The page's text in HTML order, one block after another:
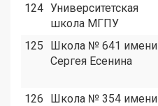
124 Университетская
школа МГПУ
125
Школа № 641 имени
Сергея Есенина
126
Школа № 354 имени